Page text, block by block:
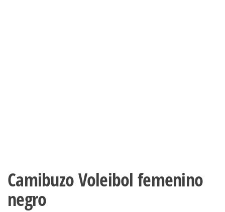
Camibuzo Voleibol femenino
negro